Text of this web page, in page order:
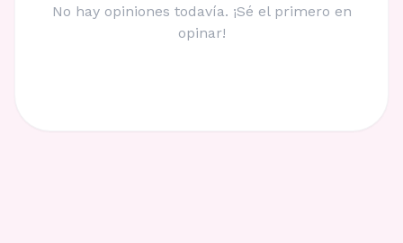
No hay opiniones todavía. ¡Sé el primero en
opinar!